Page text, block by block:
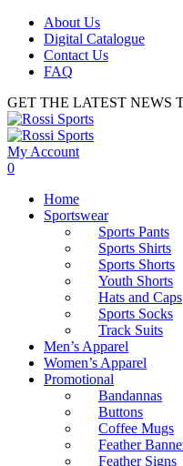
About Us
Digital Catalogue
Contact Us
FAQ
GET THE LATEST NEWS
My Account
0
Home
Sportswear
Sports Pants
Sports Shirts
Sports Shorts
Youth Shorts
Hats and Caps
Sports Socks
Track Suits
Men’s Apparel
Women’s Apparel
Promotional
Bandannas
Buttons
Coffee Mugs
Feather
Feather Signs